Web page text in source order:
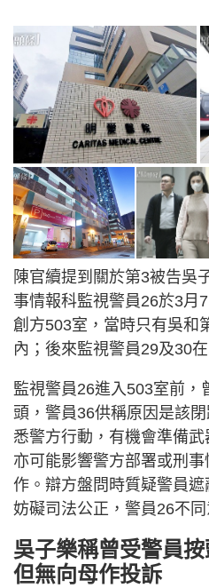
陳官續提到關於第3被告吳
事情報科監視警員26於3月
創方503室，當時只有吳和
內；後來監視警員29及30
監視警員26進入503室前，
頭，警員36供稱原因是該
悉警方行動，有機會準備武
亦可能影響警方部署或刑
作。辯方盤問時質疑警員
妨礙司法公正，警員26不同
吳子樂稱曾受警員
但無向母作投訴